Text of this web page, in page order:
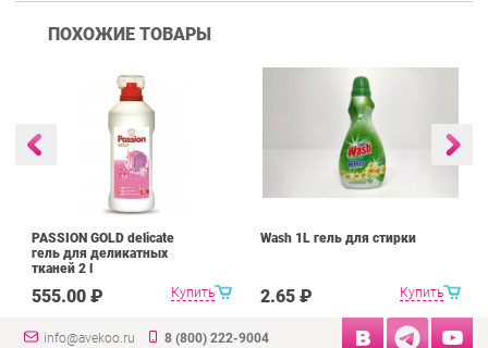
ПОХОЖИЕ ТОВАРЫ
Купить
PASSION GOLD delicate
гель для деликатных
тканей 2 l
555.00 ₽ Купить
Wash 1L гель для стирки
2.65 ₽
info@avekoo.ru 8 (800) 222-9004